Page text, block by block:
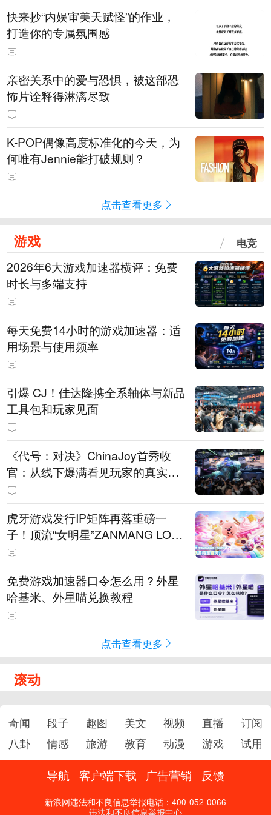
快来抄“内娱审美天赋怪”的作业，
打造你的专属氛围感
亲密关系中的爱与恐惧，被这部恐
怖片诠释得淋漓尽致
K-POP偶像高度标准化的今天，为
何唯有Jennie能打破规则？
点击查看更多
游戏 电竞
2026年6大游戏加速器横评：免费
时长与多端支持
每天免费14小时的游戏加速器：适
用场景与使用频率
引爆 CJ！佳达隆携全系轴体与新品
工具包和玩家见面
《代号：对决》ChinaJoy首秀收
官：从线下爆满看见玩家的真实期
待
虎牙游戏发行IP矩阵再落重磅一
子！顶流“女明星”ZANMANG LOO
PY 正版3D消除手游《消消奇遇》
惊喜曝光
免费游戏加速器口令怎么用？外星
哈基米、外星喵兑换教程
点击查看更多
滚动
奇闻 段子 趣图 美文 视频 直播
订阅
八卦
情感 旅游 教育 动漫 游戏 试用
导航 客户端下载 广告营销 反馈
新浪网违法和不良信息举报电话：400-052-0066
违法和不良信息举报中心